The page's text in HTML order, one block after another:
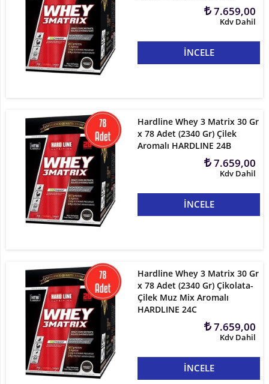
7.659,00
Kdv Dahil
İNCELE
Hardline Whey 3 Matrix 30 Gr
x 78 Adet (2340 Gr) Çilek
Aromalı HARDLINE 24B
7.659,00
Kdv Dahil
İNCELE
Hardline Whey 3 Matrix 30 Gr
x 78 Adet (2340 Gr) Çikolata-
Çilek Muz Mix Aromalı
HARDLINE 24C
7.659,00
Kdv Dahil
İNCELE